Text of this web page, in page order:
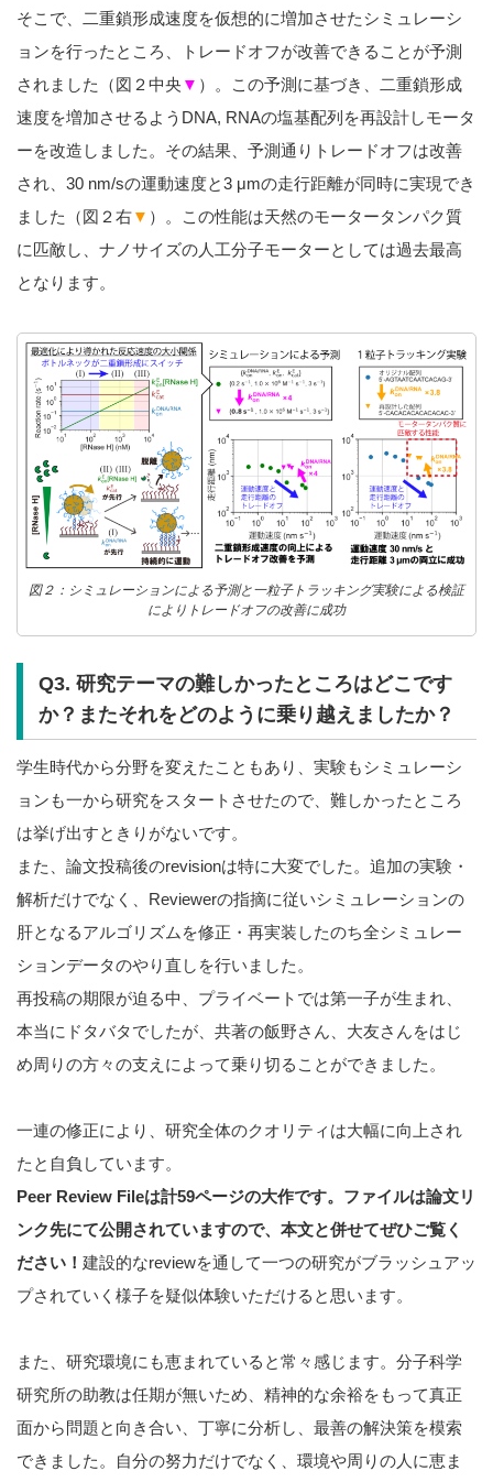
そこで、二重鎖形成速度を仮想的に増加させたシミュレーシ
ョンを行ったところ、トレードオフが改善できることが予測
されました（図２中央 ▼ ）。この予測に基づき、二重鎖形成
速度を増加させるようDNA, RNAの塩基配列を再設計しモータ
ーを改造しました。その結果、予測通りトレードオフは改善
され、30 nm/sの運動速度と3 μmの走行距離が同時に実現でき
ました（図２右▼ ）。この性能は天然のモータータンパク質
に匹敵し、ナノサイズの人工分子モーターとしては過去最高
となります。
図２：シミュレーションによる予測と一粒子トラッキング実験による検証
によりトレードオフの改善に成功
Q3. 研究テーマの難しかったところはどこです
か？またそれをどのように乗り越えましたか？
学生時代から分野を変えたこともあり、実験もシミュレーシ
ョンも一から研究をスタートさせたので、難しかったところ
は挙げ出すときりがないです。
また、論文投稿後のrevisionは特に大変でした。追加の実験・
解析だけでなく、Reviewerの指摘に従いシミュレーションの
肝となるアルゴリズムを修正・再実装したのち全シミュレー
ションデータのやり直しを行いました。
再投稿の期限が迫る中、プライベートでは第一子が生まれ、
本当にドタバタでしたが、共著の飯野さん、大友さんをはじ
め周りの方々の支えによって乗り切ることができました。
一連の修正により、研究全体のクオリティは大幅に向上され
たと自負しています。
Peer Review Fileは計59ページの大作です。ファイルは論文リ
ンク先にて公開されていますので、本文と併せてぜひご覧く
ださい！ 建設的なreviewを通して一つの研究がブラッシュアッ
プされていく様子を疑似体験いただけると思います。
また、研究環境にも恵まれていると常々感じます。分子科学
研究所の助教は任期が無いため、精神的な余裕をもって真正
面から問題と向き合い、丁寧に分析し、最善の解決策を模索
できました。自分の努力だけでなく、環境や周りの人に恵ま